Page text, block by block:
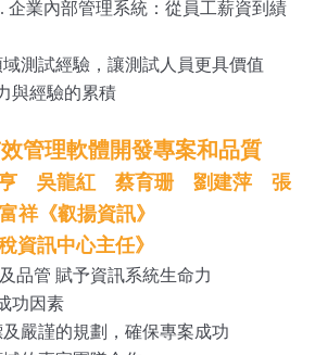
業內部管理系統：從員工薪資到績
測試經驗，讓測試人員更具價值
與經驗的累積
管理軟體開發專案和品質
吳龍紅 蔡育珊 劉建萍 張
《叡揚資訊》
資訊中心主任》
品管 賦予資訊系統生命力
功因素
嚴謹的規劃，確保專案成功